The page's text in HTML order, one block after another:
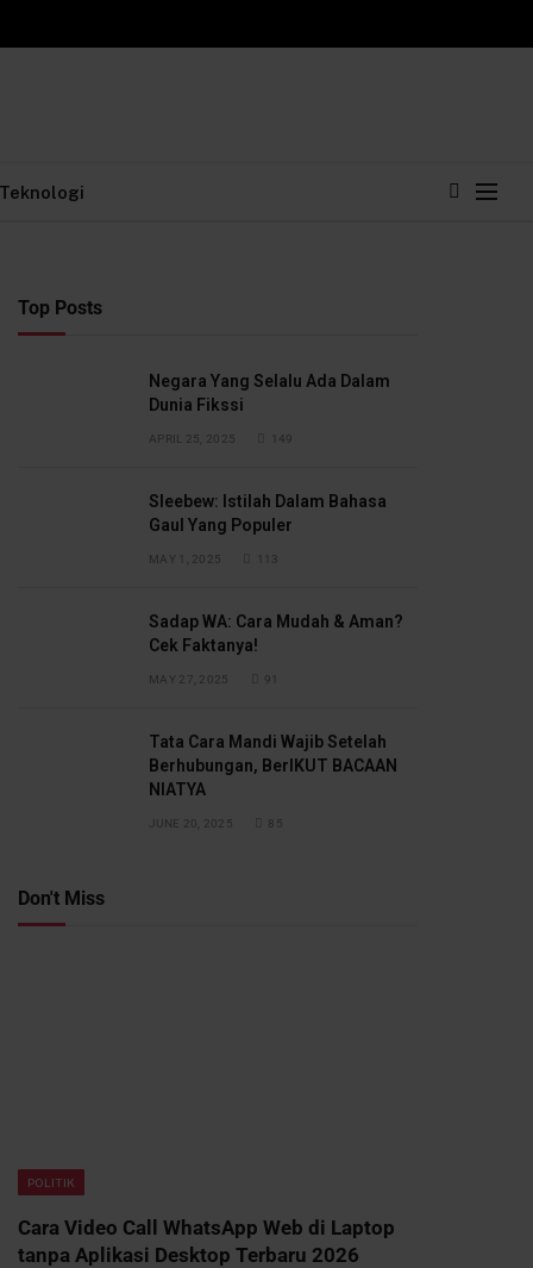
Teknologi
Top Posts
Negara Yang Selalu Ada Dalam
Dunia Fikssi
APRIL 25, 2025 149
Sleebew: Istilah Dalam Bahasa
Gaul Yang Populer
MAY 1, 2025 113
Sadap WA: Cara Mudah & Aman?
Cek Faktanya!
MAY 27, 2025 91
Tata Cara Mandi Wajib Setelah
Berhubungan, BerIKUT BACAAN
NIATYA
JUNE 20, 2025 85
Don't Miss
POLITIK
Cara Video Call WhatsApp Web di Laptop
tanpa Aplikasi Desktop Terbaru 2026